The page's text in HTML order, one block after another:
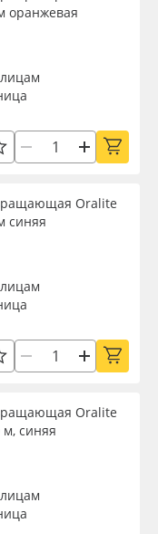
оранжевая
Oralite
синяя
Oralite
м, синяя